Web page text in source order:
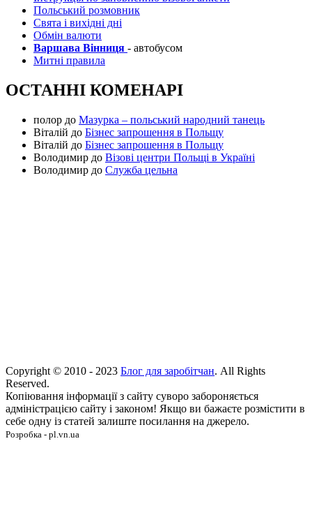
Польський розмовник
Свята і вихідні дні
Обмін валюти
Варшава Вінниця - автобусом
Митні правила
ОСТАННІ КОМЕНАРІ
полор до Мазурка – польський народний танець
Віталій до Бізнес запрошення в Польщу
Віталій до Бізнес запрошення в Польщу
Володимир до Візові центри Польщі в Україні
Володимир до Служба цельна
Copyright © 2010 - 2023 Блог для заробітчан. All Rights
Reserved.
Копіювання інформації з сайту суворо забороняється
адміністрацією сайту і законом! Якщо ви бажаєте розмістити в
себе одну із статей залиште посилання на джерело.
Розробка - pl.vn.ua